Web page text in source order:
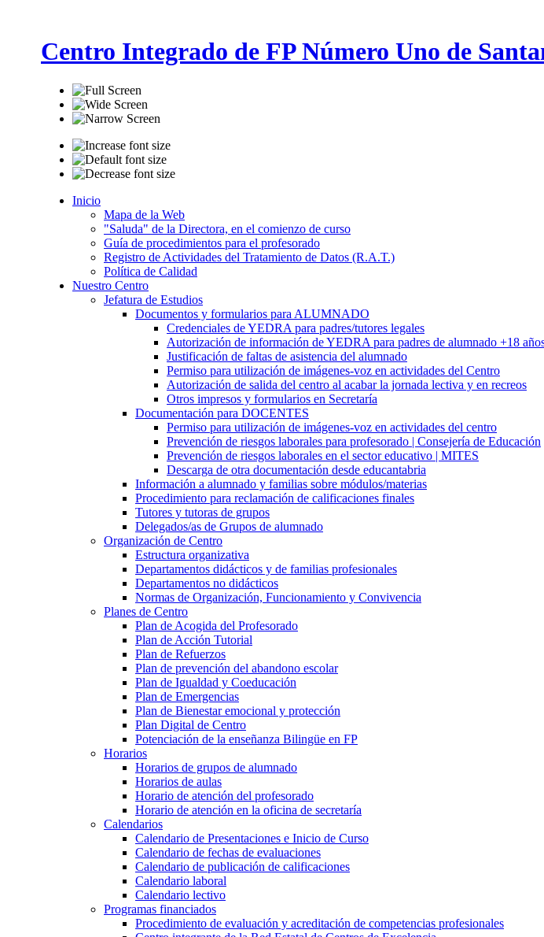
Centro Integrado de FP Número Uno de
Inicio
Mapa de la Web
"Saluda" de la Directora, en el comienzo de curso
Guía de procedimientos para el profesorado
Registro de Actividades del Tratamiento de Datos (R.A.T.)
Política de Calidad
Nuestro Centro
Jefatura de Estudios
Documentos y formularios para ALUMNADO
Credenciales de YEDRA para padres/tutores legales
Autorización de información de YEDRA para padres de alumnado +18
Justificación de faltas de asistencia del alumnado
Permiso para utilización de imágenes-voz en actividades del Centro
Autorización de salida del centro al acabar la jornada lectiva y en recreos
Otros impresos y formularios en Secretaría
Documentación para DOCENTES
Permiso para utilización de imágenes-voz en actividades del centro
Prevención de riesgos laborales para profesorado | Consejería de Educación
Prevención de riesgos laborales en el sector educativo | MITES
Descarga de otra documentación desde educantabria
Información a alumnado y familias sobre módulos/materias
Procedimiento para reclamación de calificaciones finales
Tutores y tutoras de grupos
Delegados/as de Grupos de alumnado
Organización de Centro
Estructura organizativa
Departamentos didácticos y de familias profesionales
Departamentos no didácticos
Normas de Organización, Funcionamiento y Convivencia
Planes de Centro
Plan de Acogida del Profesorado
Plan de Acción Tutorial
Plan de Refuerzos
Plan de prevención del abandono escolar
Plan de Igualdad y Coeducación
Plan de Emergencias
Plan de Bienestar emocional y protección
Plan Digital de Centro
Potenciación de la enseñanza Bilingüe en FP
Horarios
Horarios de grupos de alumnado
Horarios de aulas
Horario de atención del profesorado
Horario de atención en la oficina de secretaría
Calendarios
Calendario de Presentaciones e Inicio de Curso
Calendario de fechas de evaluaciones
Calendario de publicación de calificaciones
Calendario laboral
Calendario lectivo
Programas financiados
Procedimiento de evaluación y acreditación de competencias profesionales